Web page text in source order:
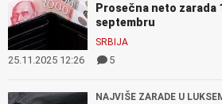
Prosečna neto zarada
septembru
SRBIJA
25.11.2025 12:26 5
NAJVIŠE ZARADE U